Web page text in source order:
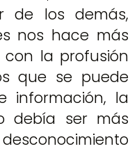
de los demás,
nos hace más
la profusión
que se puede
información, la
debía ser más